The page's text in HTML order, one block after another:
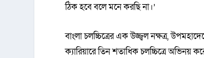
ঠিক হবে বলে মনে করছি না।’
বাংলা চলচ্চিত্রের এক উজ্জ্বল নক্ষত্র,
ক্যারিয়ারে তিন শতাধিক চলচ্চিত্রে অভিনয়